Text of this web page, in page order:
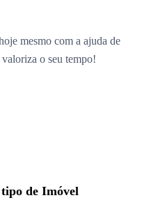
mesmo com a ajuda de
o seu tempo!
de Imóvel